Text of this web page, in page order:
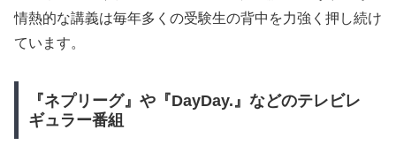
情熱的な講義は毎年多くの受験生の背中を力強く押し続け
ています。
『ネプリーグ』や『DayDay.』などのテレビレ
ギュラー番組